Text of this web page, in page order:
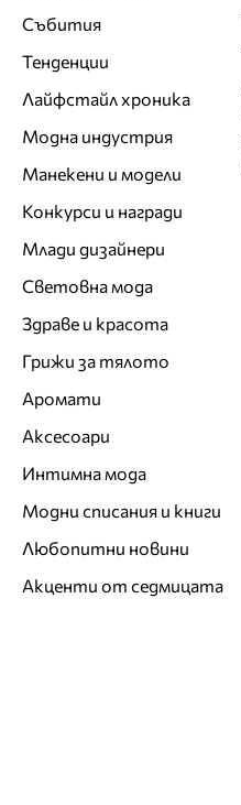
Събития
Тенденции
Лайфстайл хроника
Модна индустрия
Манекени и модели
Конкурси и награди
Млади дизайнери
Световна мода
Здраве и красота
Грижи за тялото
Аромати
Аксесоари
Интимна мода
Модни списания и книги
Любопитни новини
Акценти от седмицата